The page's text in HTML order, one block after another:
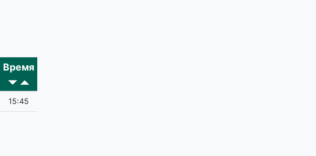
Время
15:45